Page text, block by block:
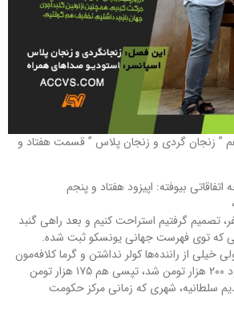
زنجان گردی و زنجان پلاس ” قسمت هفتاد و
بیوفته: اپیزود هفتاد و پنجم
تصمیم گرفتیم استراحت کنیم و بعد راهی گنبد
که توی فهرست جهانی یونسکو ثبت شده.
خیلی از راننده‌ها کولر نداشتن و گرما کلافه‌مون
کرده بود. هزینه مسیر حدود ۲۰۰ هزار تومن شد، تپسی هم ۱۷۵ هزار تومن
سلطانیه، شهری که زمانی مرکز حکومت